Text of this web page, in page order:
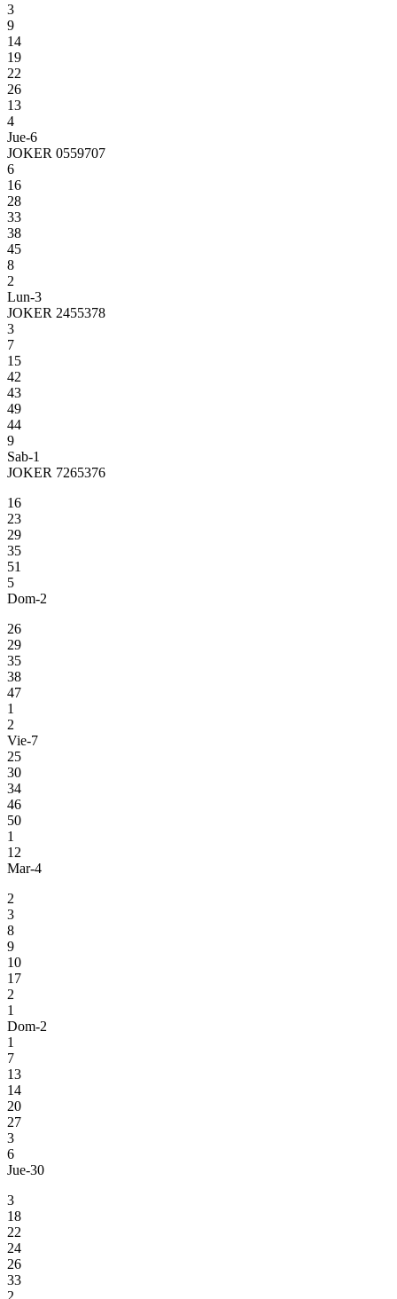
3
9
14
19
22
26
13
4
Jue-6
JOKER 0559707
6
16
28
33
38
45
8
2
Lun-3
JOKER 2455378
3
7
15
42
43
49
44
9
Sab-1
JOKER 7265376
16
23
29
35
51
5
Dom-2
26
29
35
38
47
1
2
Vie-7
25
30
34
46
50
1
12
Mar-4
2
3
8
9
10
17
2
1
Dom-2
1
7
13
14
20
27
3
6
Jue-30
3
18
22
24
26
33
2